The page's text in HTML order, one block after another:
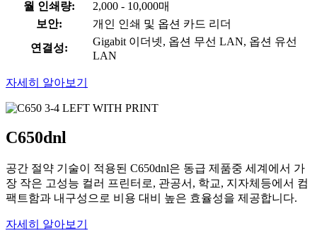
월 인쇄량:
2,000 - 10,000매
보안:
개인 인쇄 및 옵션 카드 리더
연결성:
Gigabit 이더넷, 옵션 무선 LAN, 옵션 유선
LAN
자세히 알아보기
C650dnl
공간 절약 기술이 적용된 C650dnl은 동급 제품중 세계에서 가
장 작은 고성능 컬러 프린터로, 관공서, 학교, 지자체등에서 컴
팩트함과 내구성으로 비용 대비 높은 효율성을 제공합니다.
자세히 알아보기